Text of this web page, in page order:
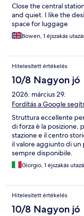
Close the central
and quiet. I like the
space for luggage
Bowen, 1 éjszakás
Hitelesített értékelés
10/8 Nagyon jó
2026. március 29.
Fordítás a Google
Struttura eccellente
di forza è la posizione,
stazione e il centro
il valore aggiunto di
sempre disponibile.
Giorgio, 1 éjszakás
Hitelesített értékelés
10/8 Nagyon jó